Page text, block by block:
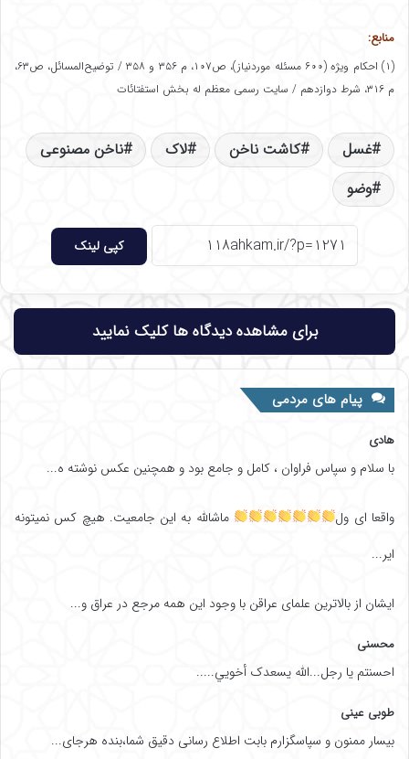
منابع:
(۱) احکام ویژه (۶۰۰ مسئله موردنیاز)، ص۱۰۷، م ۳۵۶ و ۳۵۸ / توضیح‌المسائل، ص۶۳،
م ۳۱۶، شرط دوازدهم / سایت رسمی معظم له بخش استفتائات
غسل کاشت ناخن لاک
ناخن مصنوعی
وضو
کپی لینک
برای مشاهده دیدگاه ها کلیک نمایید
پیام های مردمی
هادی
با سلام و سپاس فراوان ، کامل و جامع بود و همچنین عکس نوشته ه...
واقعا ای ول
ماشالله به این جامعیت. هیچ کس نمیتونه
ایر...
ایشان از بالاترین علمای عراقن با وجود این همه مرجع در عراق و...
محسنی
احسنتم یا رجل...الله یسعدک أخويي.....
طوبی عینی
بیسار ممنون و سپاسگزارم بابت اطلاع رسانی دقیق شما،بنده هرجای...